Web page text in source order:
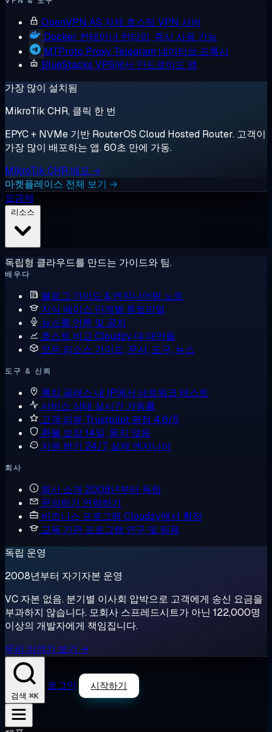
OpenVPN AS 자체 호스팅 VPN 서버
Docker 컨테이너 런타임, 즉시 사용 가능
MTProto Proxy Telegram 네이티브 프록시
BlueStacks VPS에서 안드로이드 앱
가장 많이 설치됨
MikroTik CHR, 클릭 한 번
EPYC + NVMe 기반 RouterOS Cloud Hosted Router. 고객이
가장 많이 배포하는 앱. 60초 만에 가동.
MikroTik CHR 배포 →
마켓플레이스 전체 보기 →
요금제
독립형 클라우드를 만드는 가이드와 팀.
배우다
블로그 가이드 & 엔지니어링 노트
지식 베이스 단계별 튜토리얼
뉴스룸 언론 및 공지
호스트 비교 Cloudzy 대 대안들
모든 리소스 가이드, 문서, 도구, 뉴스
도구 & 신뢰
룩킹 글래스 내 IP에서 네트워크 테스트
서비스 상태 실시간 가동률
고객 리뷰 Trustpilot 평점 4.6/5
환불 보장14일, 묻지 않음
지원 받기 24/7, 실제 엔지니어
회사
회사 소개 2008년부터 독립
문의하기 연락하기
비즈니스 프로그램 Cloudzy에서 확장
교육 기관 프로그램 연구 및 팀용
독립 운영
2008년부터 자기자본 운영
VC 자본 없음. 분기별 이사회 압박으로 고객에게 송신 요금을
부과하지 않습니다. 모회사 스프레드시트가 아닌 122,000명
이상의 개발자에게 책임집니다.
우리 이야기 보기 →
검색 ⌘K
로그인 시작하기